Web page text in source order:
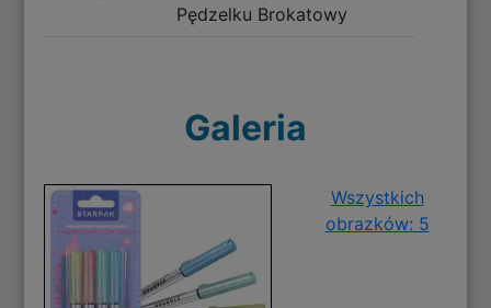
Pędzelku Brokatowy
Galeria
Wszystkich
obrazków: 5